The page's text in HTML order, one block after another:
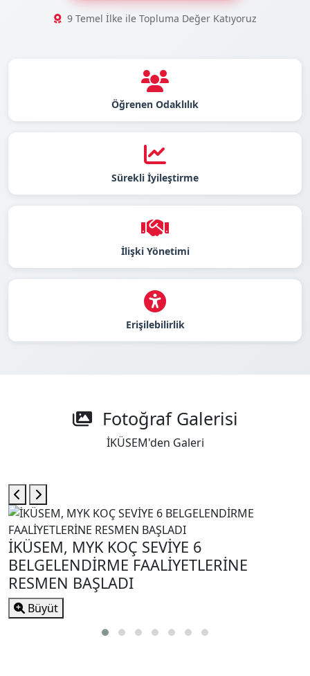
9 Temel İlke ile Topluma Değer Katıyoruz
Öğrenen Odaklılık
Sürekli İyileştirme
İlişki Yönetimi
Erişilebilirlik
Fotoğraf Galerisi
İKÜSEM'den Galeri
İKÜSEM, MYK KOÇ SEVİYE 6
BELGELENDİRME FAALİYETLERİNE
RESMEN BAŞLADI
Büyüt